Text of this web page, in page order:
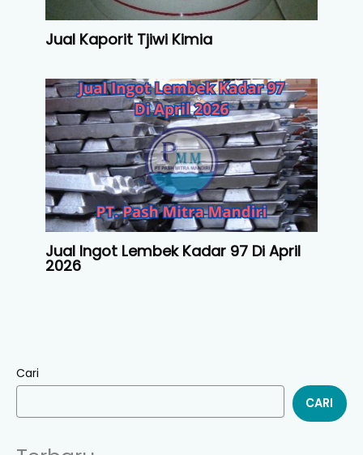
Jual Kaporit Tjiwi Kimia
Jual Ingot Lembek Kadar 97 Di April
2026
Cari
CARI